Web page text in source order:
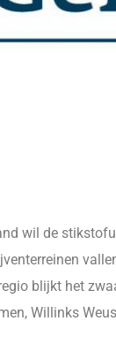
wil de
blijkt het
Willinks